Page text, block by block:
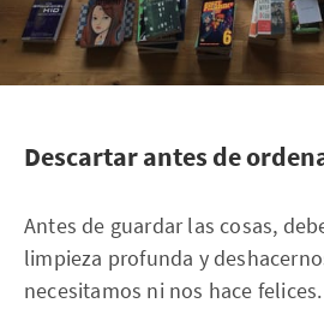
Descartar antes de
Antes de guardar las cosas,
limpieza profunda y
necesitamos ni nos hace